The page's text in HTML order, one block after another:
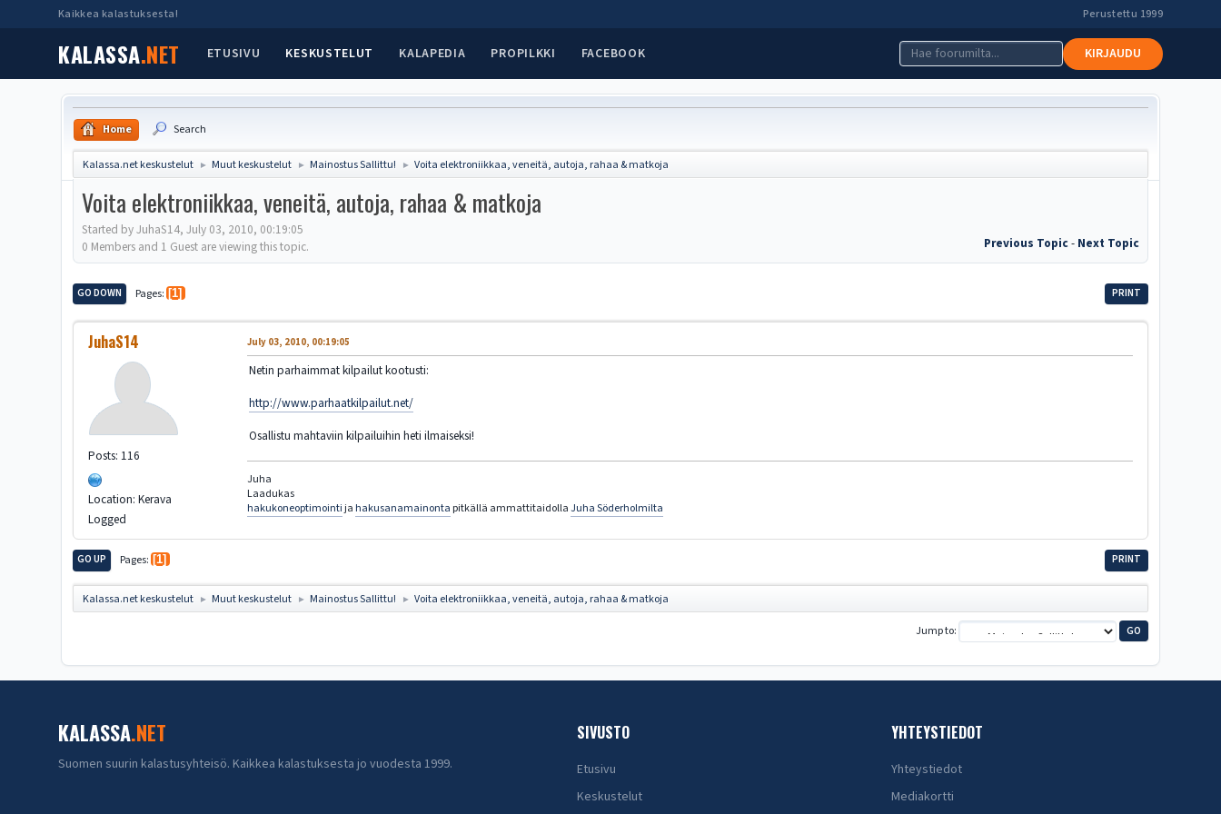
Kaikkea kalastuksesta! Perustettu 1999
KALASSA.NET ETUSIVU KESKUSTELUT KALAPEDIA PROPILKKI FACEBOOK KIRJAUDU
Home Search
Kalassa.net keskustelut ► Muut keskustelut ► Mainostus Sallittu! ► Voita elektroniikkaa, veneitä, autoja, rahaa & matkoja
Voita elektroniikkaa, veneitä, autoja, rahaa & matkoja
Started by JuhaS14, July 03, 2010, 00:19:05
Previous Topic- Next Topic
0 Members and 1 Guest are viewing this topic.
PRINT
GO DOWN Pages 1
JuhaS14
Posts: 116
Location: Kerava
Logged
July 03, 2010, 00:19:05
Netin parhaimmat kilpailut kootusti:
http://www.parhaatkilpailut.net/
Osallistu mahtaviin kilpailuihin heti ilmaiseksi!
Juha
Laadukas
hakukoneoptimointija hakusanamainonta pitkällä ammattitaidollaJuha Söderholmilta
PRINT
GO UP Pages 1
Kalassa.net keskustelut ► Muut keskustelut ► Mainostus Sallittu! ► Voita elektroniikkaa, veneitä, autoja, rahaa & matkoja
Jump to
KALASSA.NET
Suomen suurin kalastusyhteisö. Kaikkea kalastuksesta jo vuodesta 1999.
SIVUSTO
Etusivu
Keskustelut
YHTEYSTIEDOT
Yhteystiedot
Mediakortti